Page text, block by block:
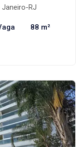
Janeiro-RJ
88 m²